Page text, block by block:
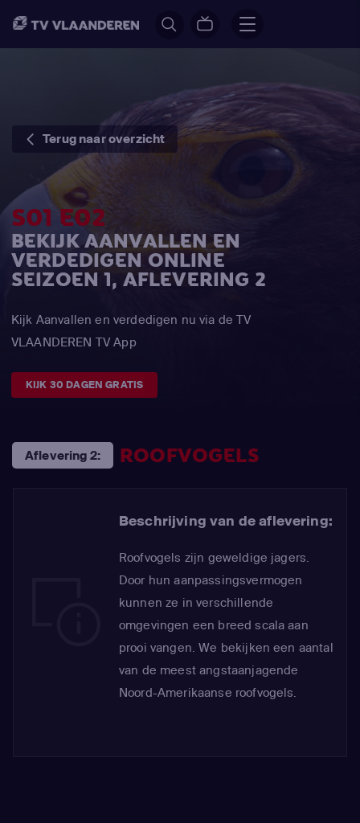
Terug naar overzicht
S01 E02
BEKIJK AANVALLEN EN
VERDEDIGEN ONLINE
SEIZOEN 1, AFLEVERING 2
Kijk Aanvallen en verdedigen nu via de TV
VLAANDEREN TV App
KIJK 30 DAGEN GRATIS
Aflevering 2: ROOFVOGELS
Beschrijving van de aflevering:
Roofvogels zijn geweldige jagers.
Door hun aanpassingsvermogen
kunnen ze in verschillende
omgevingen een breed scala aan
prooi vangen. We bekijken een aantal
van de meest angstaanjagende
Noord-Amerikaanse roofvogels.